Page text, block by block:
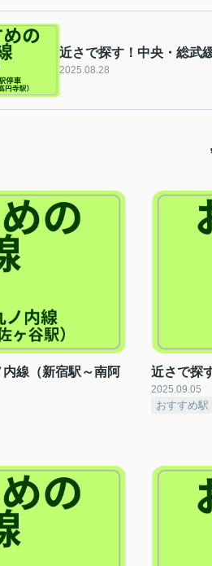
近さで探す！中央・総武
2025.08.28
線（新宿駅～南阿
近さで探
2025.09.05
おすすめ駅